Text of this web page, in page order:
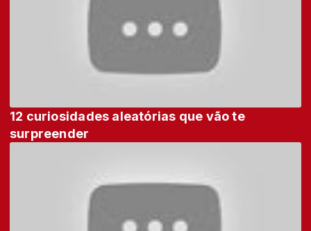
12 curiosidades aleatórias que vão te
surpreender